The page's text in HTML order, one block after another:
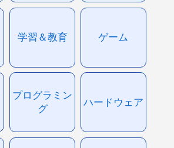
学習＆教育 ゲーム
プログラミン
グ
ハードウェア